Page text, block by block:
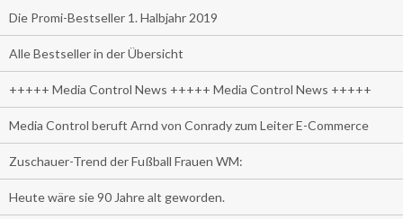
Die Promi-Bestseller 1. Halbjahr 2019
Alle Bestseller in der Übersicht
+++++ Media Control News +++++ Media Control News +++++
Media Control beruft Arnd von Conrady zum Leiter E-Commerce
Zuschauer-Trend der Fußball Frauen WM:
Heute wäre sie 90 Jahre alt geworden.